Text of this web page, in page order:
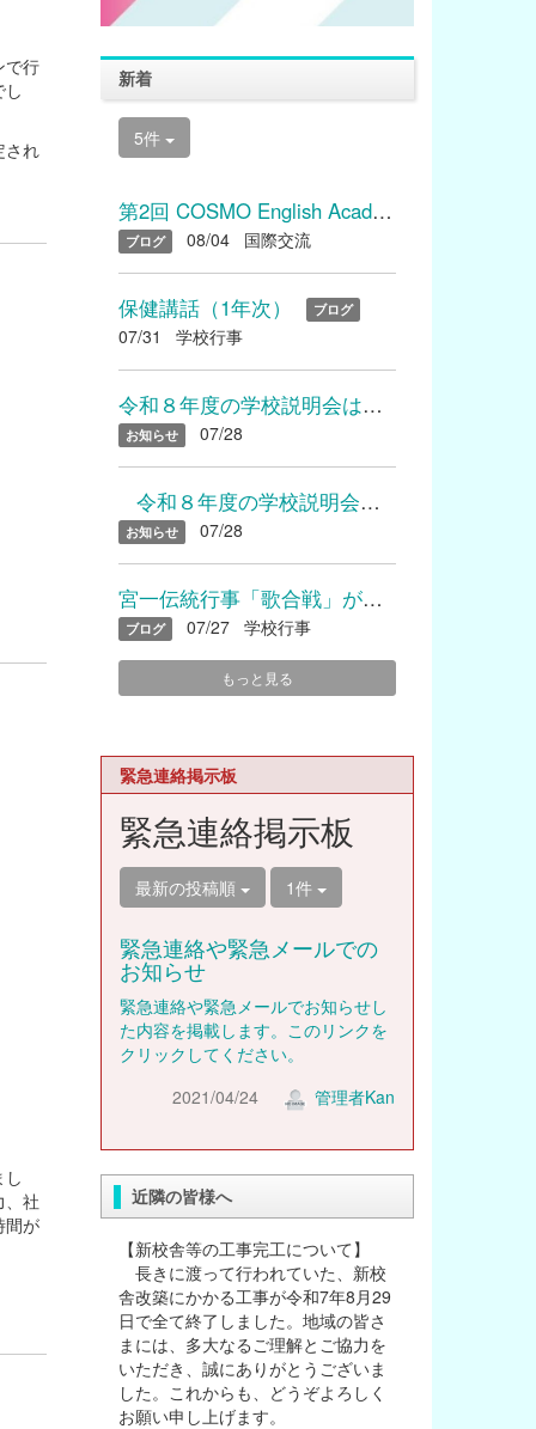
で行
され
、社
間が
新着
5件
第2回 COSMO English Academyを開催しました
ブログ 08/04 国際交流
保健講話（1年次） ブログ
07/31 学校行事
令和８年度の学校説明会は終了いたしました たくさんのご参加あり...
お知らせ 07/28
令和８年度の学校説明会は終了いたしました たくさんのご参加...
お知らせ 07/28
宮一伝統行事「歌合戦」が開催されました
ブログ 07/27 学校行事
もっと見る
緊急連絡掲示板
緊急連絡掲示板
最新の投稿順 1件
緊急連絡や緊急メールでの
お知らせ
緊急連絡や緊急メールでお知らせし
た内容を掲載します。このリンクを
クリックしてください。
2021/04/24
管理者Kan
近隣の皆様へ
【新校舎等の工事完工について】
長きに渡って行われていた、新校
舎改築にかかる工事が令和7年8月29
日で全て終了しました。地域の皆さ
まには、多大なるご理解とご協力を
いただき、誠にありがとうございま
した。これからも、どうぞよろしく
お願い申し上げます。